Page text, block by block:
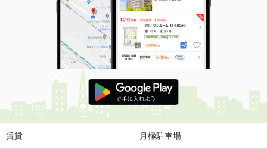
価 格
31.63万円
住 所
千葉県印西市船尾
物件種別 貸店舗（建物一部）
使用面積 158.4m²
千葉県千葉市中央区中央１丁目
価 格
49.59万円
住 所
千葉県千葉市中央区中央１丁目
物件種別
賃貸 月極駐車場